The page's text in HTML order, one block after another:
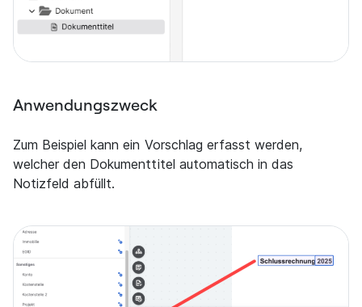
Anwendungszweck
Zum Beispiel kann ein Vorschlag erfasst werden,
welcher den Dokumenttitel automatisch in das
Notizfeld abfüllt.